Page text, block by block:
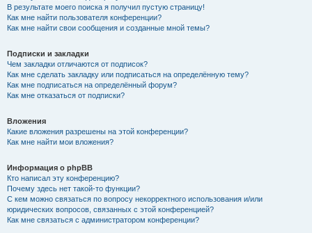
В результате моего поиска я получил пустую страницу!
Как мне найти пользователя конференции?
Как мне найти свои сообщения и созданные мной темы?
Подписки и закладки
Чем закладки отличаются от подписок?
Как мне сделать закладку или подписаться на определённую тему?
Как мне подписаться на определённый форум?
Как мне отказаться от подписки?
Вложения
Какие вложения разрешены на этой конференции?
Как мне найти мои вложения?
Информация о phpBB
Кто написал эту конференцию?
Почему здесь нет такой-то функции?
С кем можно связаться по вопросу некорректного использования и/или
юридических вопросов, связанных с этой конференцией?
Как мне связаться с администратором конференции?